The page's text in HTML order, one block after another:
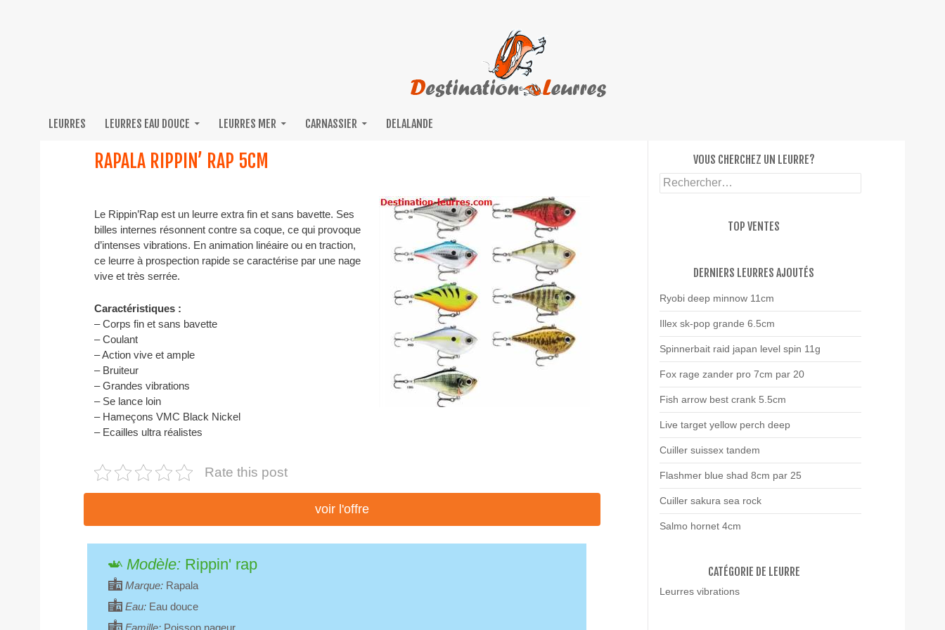
LEURRES LEURRES EAU DOUCE LEURRES MER CARNASSIER DELALANDE
RAPALA RIPPIN’ RAP 5CM
Le Rippin’Rap est un leurre extra fin et sans bavette. Ses
billes internes résonnent contre sa coque, ce qui provoque
d’intenses vibrations. En animation linéaire ou en traction,
ce leurre à prospection rapide se caractérise par une nage
vive et très serrée.
Caractéristiques :
– Corps fin et sans bavette
– Coulant
– Action vive et ample
– Bruiteur
– Grandes vibrations
– Se lance loin
– Hameçons VMC Black Nickel
– Ecailles ultra réalistes
Rate this post
voir l'offre
Modèle: Rippin' rap
Marque: Rapala
Eau: Eau douce
Famille: Poisson nageur
VOUS CHERCHEZ UN LEURRE?
Rechercher :
TOP VENTES
DERNIERS LEURRES AJOUTÉS
Ryobi deep minnow 11cm
Illex sk-pop grande 6.5cm
Spinnerbait raid japan level spin 11g
Fox rage zander pro 7cm par 20
Fish arrow best crank 5.5cm
Live target yellow perch deep
Cuiller suissex tandem
Flashmer blue shad 8cm par 25
Cuiller sakura sea rock
Salmo hornet 4cm
CATÉGORIE DE LEURRE
Leurres vibrations